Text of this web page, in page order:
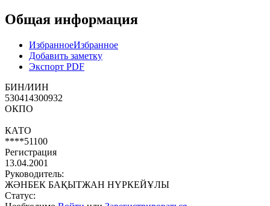
Общая информация
ИзбранноеИзбранное
Добавить заметку
Экспорт PDF
БИН/ИИН
530414300932
ОКПО
КАТО
****51100
Регистрация
13.04.2001
Руководитель:
ЖӘНБЕК БАҚЫТЖАН НҮРКЕЙҰЛЫ
Статус: